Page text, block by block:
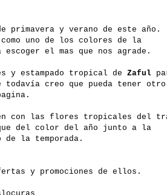
primavera y verano de este año.
uno de los colores de la
el mas que nos agrade.
y estampado tropical de Zaful
creo que pueda tener otro
con las flores tropicales del
del color del año junto a la
la temporada.
y promociones de ellos.